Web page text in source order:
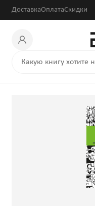
ДоставкаОплатаСкидки